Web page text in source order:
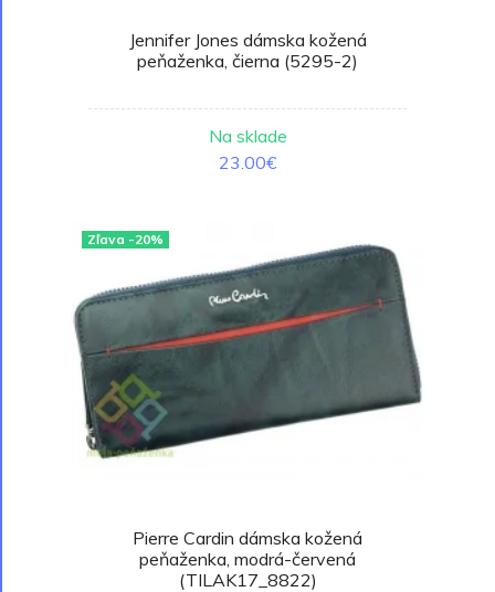
Jennifer Jones dámska kožená
peňaženka, čierna (5295-2)
Na sklade
23.00€
Zľava -20%
Pierre Cardin dámska kožená
peňaženka, modrá-červená
(TILAK17_8822)